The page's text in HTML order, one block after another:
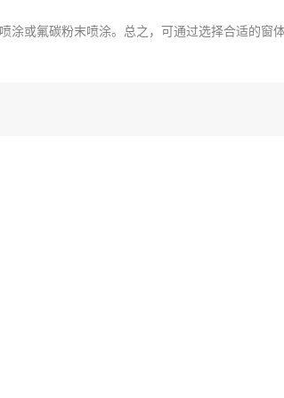
涂或氟碳粉末喷涂。总之，可通过选择合适的窗